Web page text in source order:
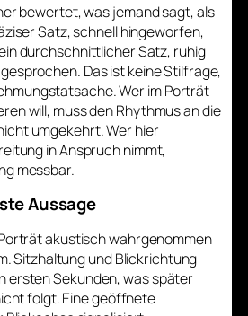
bewertet, was jemand sagt, als
Satz, schnell hingeworfen,
durchschnittlicher Satz, ruhig
Das ist keine Stilfrage,
Wer im Porträt
will, muss den Rhythmus an die
umgekehrt. Wer hier
in Anspruch nimmt,
messbar.
Aussage
akustisch wahrgenommen
Sitzhaltung und Blickrichtung
ersten Sekunden, was später
folgt. Eine geöffnete